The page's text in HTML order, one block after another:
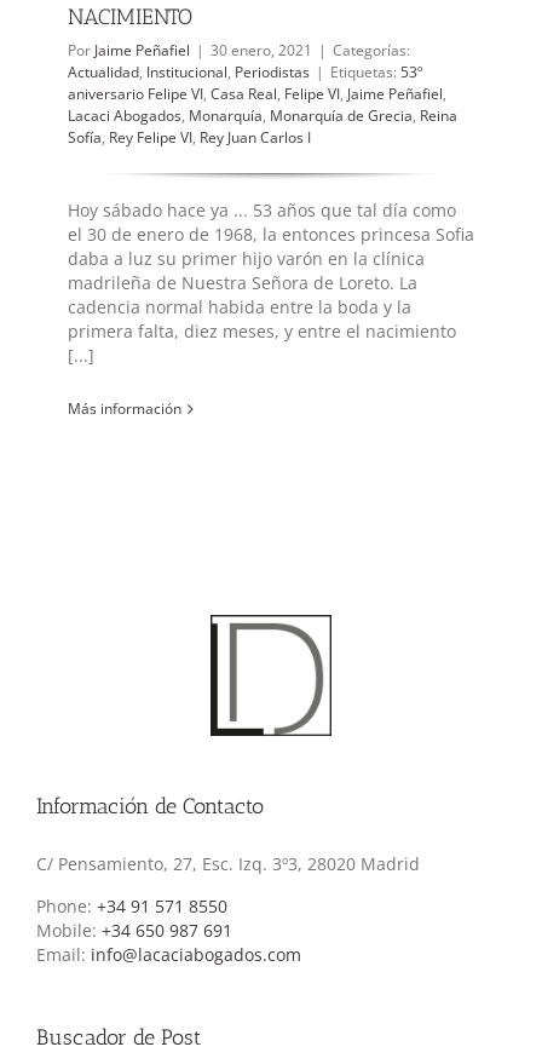
NACIMIENTO
Por Jaime Peñafiel | 30 enero, 2021 | Categorías:
Actualidad, Institucional, Periodistas | Etiquetas: 53º
aniversario Felipe VI, Casa Real, Felipe VI, Jaime Peñafiel,
Lacaci Abogados, Monarquía, Monarquía de Grecia, Reina
Sofía, Rey Felipe VI, Rey Juan Carlos I
Hoy sábado hace ya ... 53 años que tal día como
el 30 de enero de 1968, la entonces princesa Sofia
daba a luz su primer hijo varón en la clínica
madrileña de Nuestra Señora de Loreto. La
cadencia normal habida entre la boda y la
primera falta, diez meses, y entre el nacimiento
[...]
Más información
Información de Contacto
C/ Pensamiento, 27, Esc. Izq. 3º3, 28020 Madrid
Phone: +34 91 571 8550
Mobile: +34 650 987 691
Email: info@lacaciabogados.com
Buscador de Post